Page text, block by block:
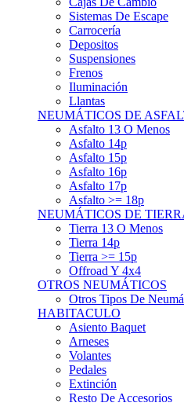
Carrocería
Depositos
Suspensiones
Frenos
Iluminación
Llantas
NEUMÁTICOS DE
Asfalto 13 O Menos
Asfalto 14p
Asfalto 15p
Asfalto 16p
Asfalto 17p
Asfalto >= 18p
NEUMÁTICOS DE TIERRA
Tierra 13 O Menos
Tierra 14p
Tierra >= 15p
Offroad Y 4x4
OTROS NEUMÁTICOS
Otros Tipos De
HABITACULO
Asiento Baquet
Arneses
Volantes
Pedales
Extinción
Resto De Accesorios
EQUIPACIÓN PILOTO/